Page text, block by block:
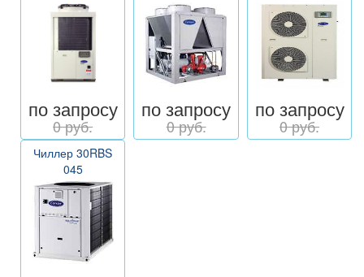
по запросу
0 руб.
по запросу
0 руб.
по запросу
0 руб.
Чиллер 30RBS
045